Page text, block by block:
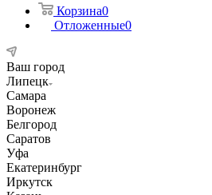
Корзина0
Отложенные0
Ваш город
Липецк
Самара
Воронеж
Белгород
Саратов
Уфа
Екатеринбург
Иркутск